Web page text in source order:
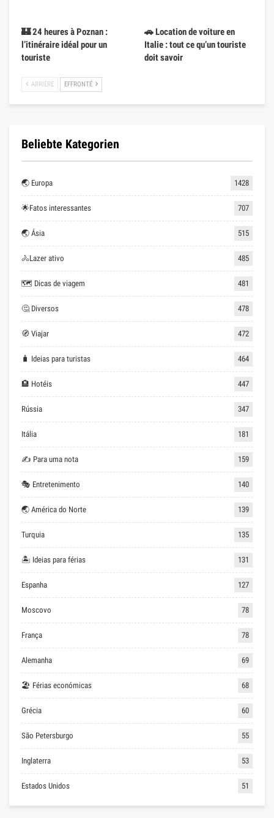
🏰 24 heures à Poznan :
l’itinéraire idéal pour un
touriste
🚗 Location de voiture en
Italie : tout ce qu’un touriste
doit savoir
ARRIÈRE EFFRONTÉ
Beliebte Kategorien
🌏 Europa 1428
🌟Fatos interessantes 707
🌏 Ásia 515
🚴Lazer ativo 485
🗺 Dicas de viagem 481
🤔 Diversos 478
🧭 Viajar 472
🧳 Ideias para turistas 464
🏨 Hotéis 447
Rússia 347
Itália 181
✍ Para uma nota 159
🎭 Entretenimento 140
🌏 América do Norte 139
Turquia 135
🏝 Ideias para férias 131
Espanha 127
Moscovo 78
França 78
Alemanha 69
🏖 Férias económicas 68
Grécia 60
São Petersburgo 55
Inglaterra 53
Estados Unidos 51